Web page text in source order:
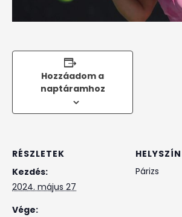
Hozzáadom a
naptáramhoz
RÉSZLETEK
Kezdés:
2024. május 27
Vége:
HELYSZÍN
Párizs